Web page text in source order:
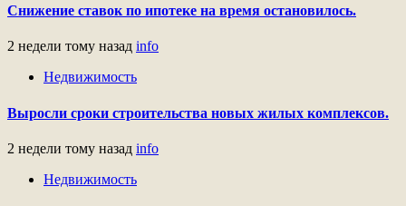
Снижение ставок по ипотеке на время остановилось.
2 недели тому назад info
Недвижимость
Выросли сроки строительства новых жилых комплексов.
2 недели тому назад info
Недвижимость